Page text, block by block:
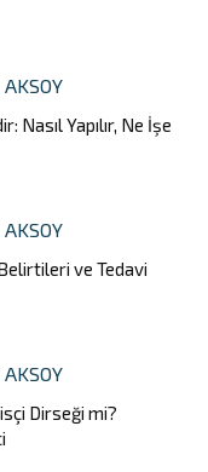
Nasıl Yapılır, Ne İşe
ve Tedavi
Dirseği mi?